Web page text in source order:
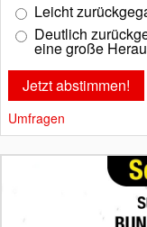
Leicht
Deutlich
eine große
Umfragen